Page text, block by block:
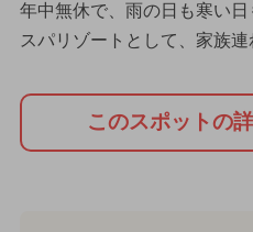
年中無休で、雨の日も寒い
スパリゾートとして、家族連
このスポットの